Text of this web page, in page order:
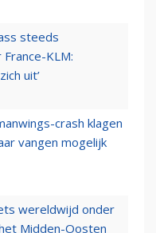
steeds
KLM:
uit’
crash klagen
vangen mogelijk
wereldwijd onder
Midden-Oosten